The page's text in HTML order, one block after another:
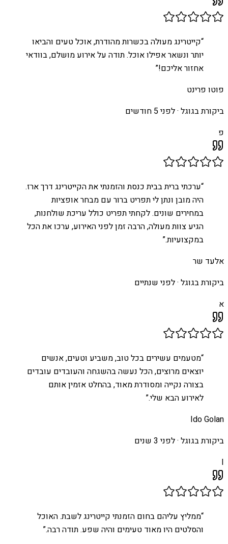
“קייטרינג מעולה בכשרות מהודרת, אוכל טעים והביאו
יותר ונשאר אפילו אוכל. תודה על אירוע מושלם, בוודאי
אחזור אליכם!”
פוטו פרינט
ביקורת בגוגל ·לפני 5 חודשים
פ
“ערכתי ברית בבית כנסת והזמנתי את הקייטרינג דרך ארז.
היה מובן ונתן לי תפריט ברור עם מבחר אופציות
במחירים שונים. לקחתי תפריט כולל עריכת שולחנות,
הגיע צוות מעולה, הרבה זמן לפני האירוע, ערכו את הכל
במקצועיות.”
אלעד שר
ביקורת בגוגל ·לפני שנתיים
א
“מטעמים עשירים בכל טוב, משביע וטעים, אנשים
יוצאים מרוצים, הכל נעשה בהשגחה והעובדים עובדים
בצורה נקייה ומסודרת מאוד, בהחלט אזמין אותם
לאירוע הבא שלי.”
Ido Golan
ביקורת בגוגל ·לפני 3 שנים
I
“ממליץ עליהם בחום הזמנתי קייטרינג לשבת. האוכל
והסלטים היו מאוד טעימים והיה שפע. תודה רבה.”